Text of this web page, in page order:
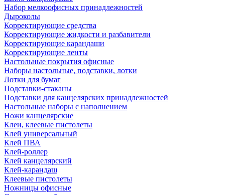
Набор мелкоофисных принадлежностей
Дыроколы
Корректирующие средства
Корректирующие жидкости и разбавители
Корректирующие карандаши
Корректирующие ленты
Настольные покрытия офисные
Наборы настольные, подставки, лотки
Лотки для бумаг
Подставки-стаканы
Подставки для канцелярских принадлежностей
Настольные наборы с наполнением
Ножи канцелярские
Клеи, клеевые пистолеты
Клей универсальный
Клей ПВА
Клей-роллер
Клей канцелярский
Клей-карандаш
Клеевые пистолеты
Ножницы офисные